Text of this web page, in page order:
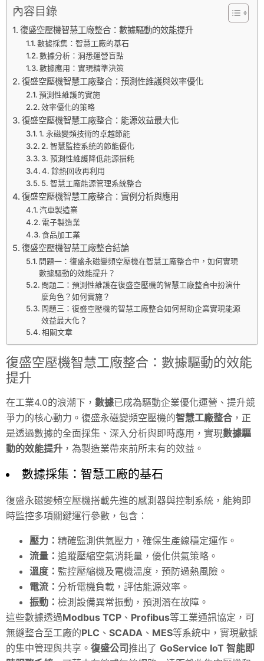
內容目錄
復盛空壓機智慧工廠整合：數據驅動的效能提升
數據採集：智慧工廠的基石
數據分析：洞悉運營盲點
數據應用：實現精準決策
復盛空壓機智慧工廠整合：預測性維護與效率優化
預測性維護的實施
效率優化的策略
復盛空壓機智慧工廠整合：能源效益最大化
1. 永磁變頻技術的卓越節能
2. 智慧監控系統的節能優化
3. 預測性維護降低能源損耗
4. 餘熱回收再利用
5. 智慧工廠能源管理系統整合
復盛空壓機智慧工廠整合：實例分析與應用
汽車製造業
電子製造業
食品加工業
復盛空壓機智慧工廠整合結論
問題一：復盛永磁變頻空壓機在智慧工廠整合中，如何實現
數據驅動的效能提升？
問題二：預測性維護在復盛空壓機的智慧工廠整合中扮演什
麼角色？如何實施？
問題三：復盛空壓機的智慧工廠整合如何幫助企業實現能源
效益最大化？
相關文章
復盛空壓機智慧工廠整合：數據驅動的效能
提升
在工業4.0的浪潮下， 數據已成為驅動企業優化運營、提升競
爭力的核心動力。復盛永磁變頻空壓機的智慧工廠整合 ，正
是透過數據的全面採集、深入分析與即時應用，實現數據驅
動的效能提升 ，為製造業帶來前所未有的效益。
數據採集：智慧工廠的基石
復盛永磁變頻空壓機搭載先進的感測器與控制系統，能夠即
時監控多項關鍵運行參數，包含：
壓力： 精確監測供氣壓力，確保生產線穩定運作。
流量： 追蹤壓縮空氣消耗量，優化供氣策略。
溫度： 監控壓縮機及電機溫度，預防過熱風險。
電流： 分析電機負載，評估能源效率。
振動： 檢測設備異常振動，預測潛在故障。
這些數據透過Modbus TCP 、 Profibus等工業通訊協定，可
無縫整合至工廠的PLC 、 SCADA 、 MES等系統中，實現數據
的集中管理與共享。 復盛公司推出了 GoService IoT 智能即